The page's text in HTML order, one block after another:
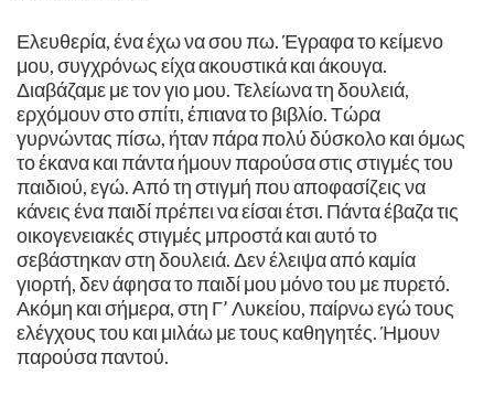
Ελευθερία, ένα έχω να σου πω. Έγραφα το κείμενο
μου, συγχρόνως είχα ακουστικά και άκουγα.
Διαβάζαμε με τον γιο μου. Τελείωνα τη δουλειά,
ερχόμουν στο σπίτι, έπιανα το βιβλίο. Τώρα
γυρνώντας πίσω, ήταν πάρα πολύ δύσκολο και όμως
το έκανα και πάντα ήμουν παρούσα στις στιγμές του
παιδιού, εγώ. Από τη στιγμή που αποφασίζεις να
κάνεις ένα παιδί πρέπει να είσαι έτσι. Πάντα έβαζα τις
οικογενειακές στιγμές μπροστά και αυτό το
σεβάστηκαν στη δουλειά. Δεν έλειψα από καμία
γιορτή, δεν άφησα το παιδί μου μόνο του με πυρετό.
Ακόμη και σήμερα, στη Γ’ Λυκείου, παίρνω εγώ τους
ελέγχους του και μιλάω με τους καθηγητές. Ήμουν
παρούσα παντού.